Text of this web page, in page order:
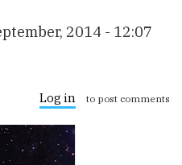
2014 - 12:07
Log in to post comments